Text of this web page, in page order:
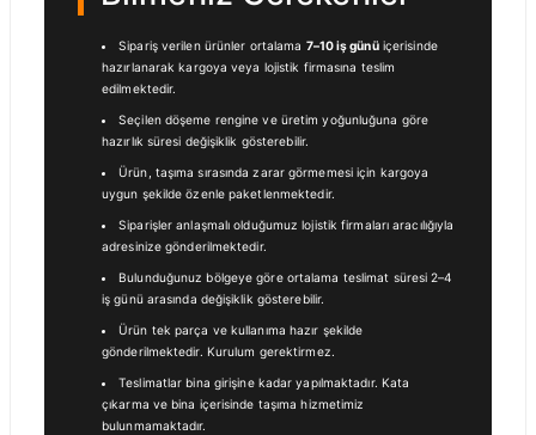
Sipariş verilen ürünler ortalama 7–10 iş günüiçerisinde
hazırlanarak kargoya veya lojistik firmasına teslim
edilmektedir.
Seçilen döşeme rengine ve üretim yoğunluğuna göre
hazırlık süresi değişiklik gösterebilir.
Ürün, taşıma sırasında zarar görmemesi için kargoya
uygun şekilde özenle paketlenmektedir.
Siparişler anlaşmalı olduğumuz lojistik firmaları aracılığıyla
adresinize gönderilmektedir.
Bulunduğunuz bölgeye göre ortalama teslimat süresi 2–4
iş günü arasında değişiklik gösterebilir.
Ürün tek parça ve kullanıma hazır şekilde
gönderilmektedir. Kurulum gerektirmez.
Teslimatlar bina girişine kadar yapılmaktadır. Kata
çıkarma ve bina içerisinde taşıma hizmetimiz
bulunmamaktadır.